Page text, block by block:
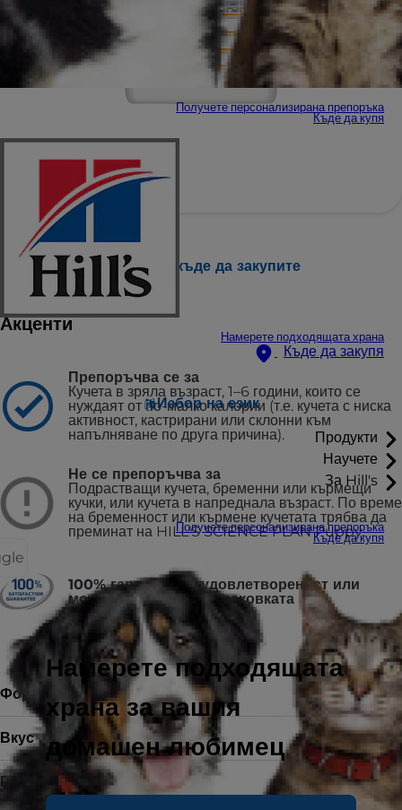
Получете персонализирана препоръка
Къде да купя
Намерете подходящата храна
Къде да закупя
Избор на език
Продукти
Научете
За Hill's
Получете персонализирана препоръка
Къде да купя
Намерете подходящата
храна за вашия
домашен любимец
Намерете къде да закупите
Акценти
Препоръчва се за
Кучета в зряла възраст, 1–6 години, които се
нуждаят от по-малко калории (т.е. кучета с ниска
активност, кастрирани или склонни към
напълняване по друга причина).
Не се препоръчва за
Подрастващи кучета, бременни или кърмещи
кучки, или кучета в напреднала възраст. По време
на бременност или кърмене кучетата трябва да
преминат на HILL'S SCIENCE PLAN Puppy.
100% гаранция за удовлетвореност или
можете да върнете опаковката
Форма на храната Суха храна
Вкус
Размери 2.5 kg